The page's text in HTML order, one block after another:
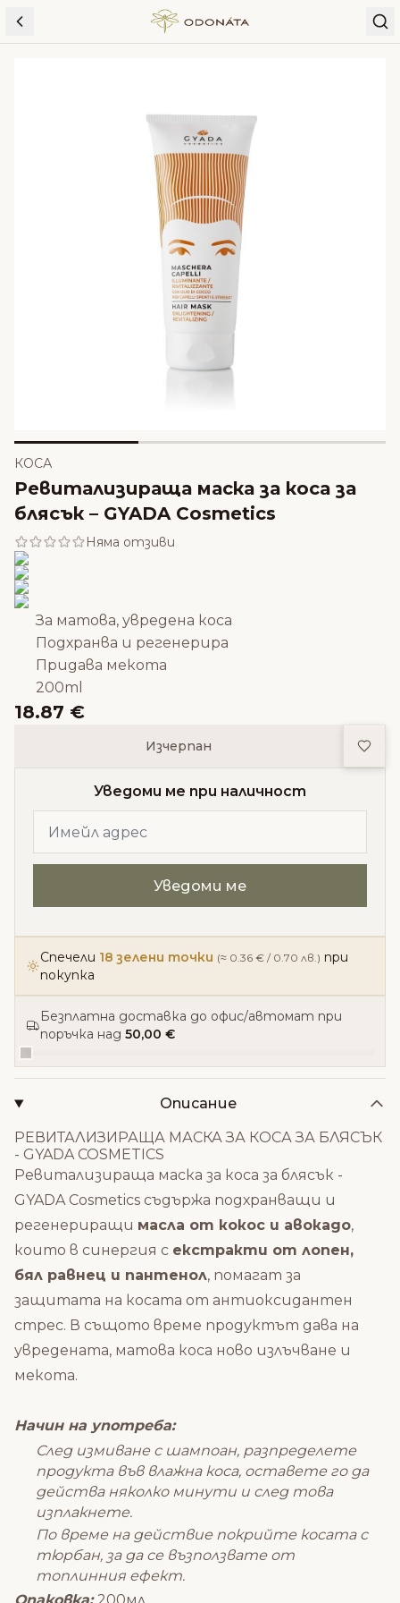
Skip to content
КОСА
Ревитализираща маска за коса за
блясък – GYADA Cosmetics
Няма отзиви
За матова, увредена коса
Подхранва и регенерира
Придава мекота
200ml
18.87 €
Изчерпан
Уведоми ме при наличност
Спечели 18 зелени точки (≈ 0.36 € / 0.70 лв.) при
покупка
Безплатна доставка до офис/автомат при
поръчка над 50,00 €
Описание
РЕВИТАЛИЗИРАЩА МАСКА ЗА КОСА ЗА БЛЯСЪК
- GYADA COSMETICS
Ревитализираща маска за коса за блясък -
GYADA Cosmetics съдържа подхранващи и
регенериращи масла от кокос и авокадо,
които в синергия с екстракти от лопен,
бял равнец и пантенол, помагат за
защитата на косата от антиоксидантен
стрес. В същото време продуктът дава на
увредената, матова коса ново излъчване и
мекота.
Начин на употреба:
След измиване с шампоан, разпределете
продукта във влажна коса, оставете го да
действа няколко минути и след това
изплакнете.
По време на действие покрийте косата с
тюрбан, за да се възползвате от
топлинния ефект.